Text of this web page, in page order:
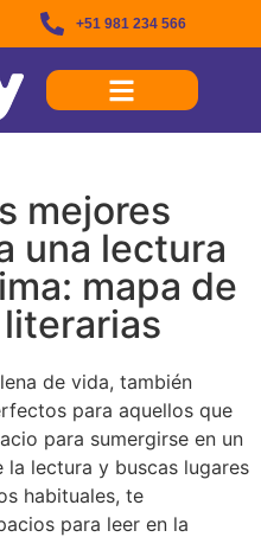
+51 981 234 566
mejores
una lectura
mapa de
de vida, también
para aquellos que
para sumergirse en un
la lectura y buscas lugares
habituales, te
para leer en la